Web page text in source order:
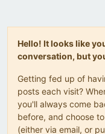
Hello! It looks like
conversation, but
Getting fed up of
posts each visit?
you'll always come
before, and choose
(either via email, or